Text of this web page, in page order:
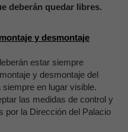
deberán quedar libres.
y desmontaje
estar siempre
y desmontaje del
en lugar visible.
las medidas de control y
por la Dirección del Palacio